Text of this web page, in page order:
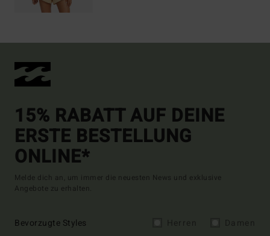
15% RABATT AUF DEINE
ERSTE BESTELLUNG
ONLINE*
Melde dich an, um immer die neuesten News und exklusive
Angebote zu erhalten.
Bevorzugte Styles